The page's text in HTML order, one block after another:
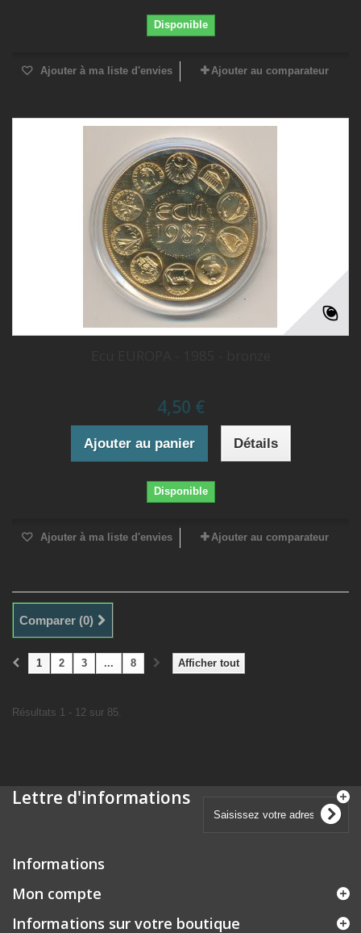
Disponible
Ajouter à ma liste d'envies Ajouter au comparateur
4,50 €
Ajouter au panier Détails
Disponible
Ajouter à ma liste d'envies Ajouter au comparateur
Comparer (0)
Afficher tout
1 2 3 ... 8
Résultats 1 - 12 sur 85.
Lettre d'informations
Informations
Mon compte
Informations sur votre boutique